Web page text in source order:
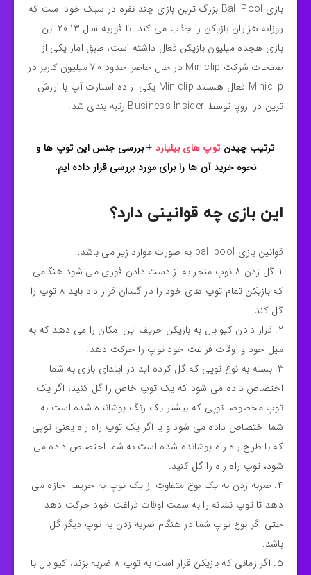
بازی Ball Pool بزرگ ترین بازی چند نفره در سبک خود است که
روزانه هزاران بازیکن را جذب می کند. تا فوریه سال 2013 این
بازی هجده میلیون بازیکن فعال داشته است، طبق امار یکی از
صفحات شرکت Miniclip در حال حاضر حدود 70 میلیون کاربر در
Miniclip فعال هستند Miniclip یکی از ده استارت آپ با ارزش
ترین در اروپا توسط Business Insider رتبه بندی شد.
ترتیب چیدنتوپ های بیلیارد + بررسی جنس این توپ ها و
نحوه خرید آن ها را برای مورد بررسی قرار داده ایم.
این بازی چه قوانینی دارد؟
قوانین بازی ball pool به صورت موارد زیر می باشد:
۱.گل زدن ۸ توپ منجر به از دست دادن فوری می شود هنگامی
که بازیکن تمام توپ های خود را در گلدان قرار داد باید ۸ توپ را
گل کند.
۲. قرار دادن کیو بال به بازیکن حریف این امکان را می دهد که به
میل خود و اوقات فراغت خود توپ را حرکت دهد.
۳. بسته به نوع توپی که گل کرده اید در ابتدای بازی به شما
اختصاص داده می شود که یک توپ خاص را گل کنید، اگر یک
توپ مخصوصا توپی که بیشتر یک رنگ پوشانده شده است به
شما اختصاص داده می شود و یا اگر یک توپ راه راه یعنی توپی
که با طرح راه راه پوشانده شده است به شما اختصاص داده می
شود، توپ راه راه را گل کنید.
۴. ضربه زدن به یک نوع متفاوت از یک توپ به حریف اجازه می
دهد تا توپ نشانه را به سمت اوقات فراغت خود حرکت دهد
حتی اگر نوع توپ شما در هنگام ضربه زدن به توپ دیگر گل
باشد.
۵. اگر زمانی که بازیکن قرار است به توپ 8 ضربه بزند، کیو بال با